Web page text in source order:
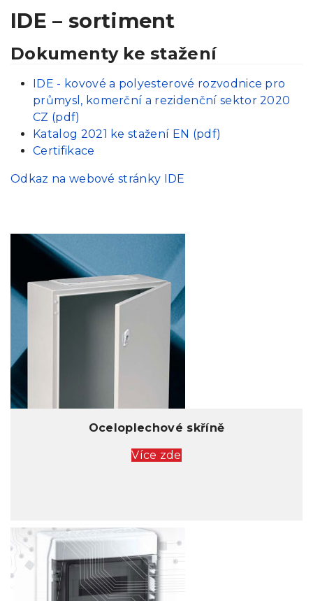
IDE – sortiment
Dokumenty ke stažení
IDE - kovové a polyesterové rozvodnice pro
průmysl, komerční a rezidenční sektor 2020
CZ (pdf)
Katalog 2021 ke stažení EN (pdf)
Certifikace
Odkaz na webové stránky IDE
Oceloplechové skříně
Více zde